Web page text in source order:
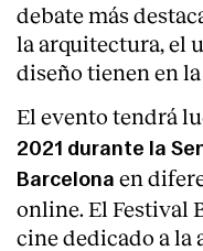
debate más
la arquitectura, el
diseño tienen en
El evento tendrá
2021 durante la
Barcelona en
online. El Festival
cine dedicado a la